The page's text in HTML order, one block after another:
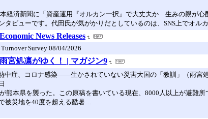
経済新聞に「資産運用『オルカン一択』で大丈夫か 生みの親が
タビューです。代田氏が気がかりだとしているのは、SNS上でオル
Economic News Releases
Survey 08/04/2026
雨宮処凛がゆく！ | マガジン9
中症、コロナ感染――生かされていない災害大国の「教訓」（雨宮処
熊本県を襲った。この原稿を書いている現在、8000人以上が避難
被災地を40度を超える酷暑…